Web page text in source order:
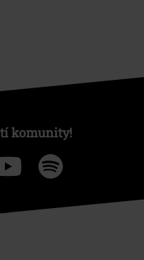
komunity!